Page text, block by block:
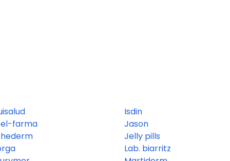
farma
Isdin
Jason
Jelly pills
Lab. biarritz